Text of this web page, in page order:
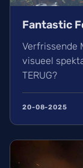
Fantastic
Verfrissende
visueel
TERUG?
20-08-2025